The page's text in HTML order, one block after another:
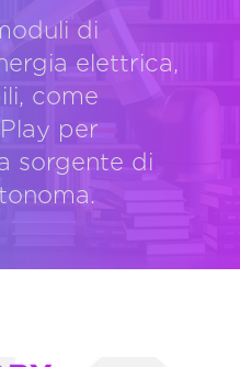
di
elettrica,
come
per
sorgente di